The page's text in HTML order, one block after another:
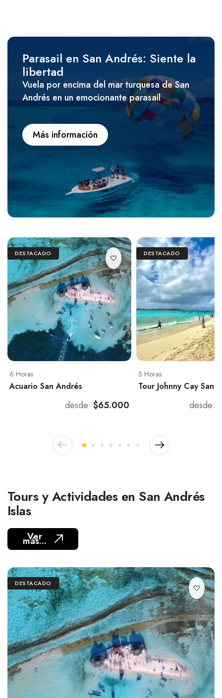
Parasail en San Andrés: Siente la
libertad
Vuela por encima del mar turquesa de San
Andrés en un emocionante parasail
Más información
DESTACADO
6 Horas
Acuario San Andrés
desde $65.000
DESTACADO
5 Horas
Tour Johnny Cay San
desde
Tours y Actividades en San Andrés
Islas
Ver
más...
DESTACADO